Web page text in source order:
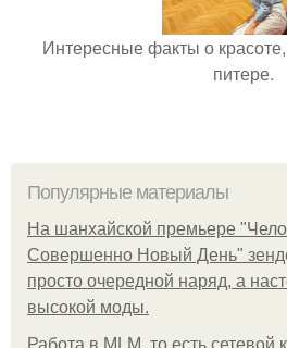
Интересные факты о
питере.
Популярные материалы
На шанхайской премьере
Совершенно Новый День"
просто очередной наряд, а
высокой моды.
Работа в MLM, то есть сетевой